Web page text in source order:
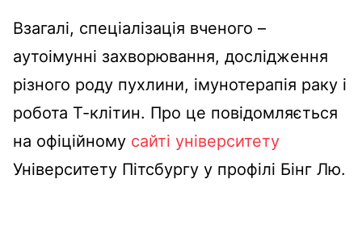
Взагалі, спеціалізація вченого –
аутоімунні захворювання, дослідження
різного роду пухлини, імунотерапія раку і
робота Т-клітин. Про це повідомляється
на офіційному сайті університету
Університету Пітсбургу у профілі Бінг Лю.